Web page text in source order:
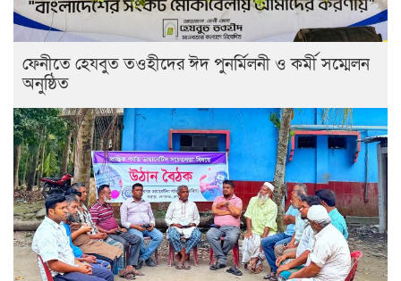
ফেনীতে হেযবুত তওহীদের ঈদ পুনর্মিলনী ও কর্মী সম্মেলন
অনুষ্ঠিত